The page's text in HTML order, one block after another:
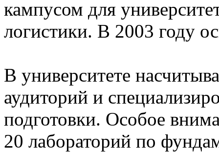
кампусом для
логистики. В 2003 году
В университете
аудиторий и
подготовки. Особое
20 лабораторий по